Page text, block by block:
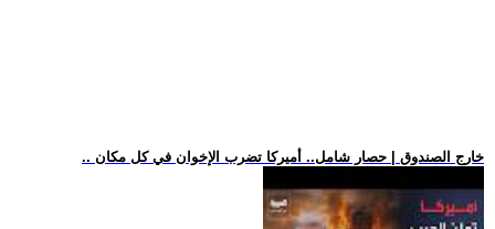
.. خارج الصندوق | حصار شامل.. أميركا تضرب الإخوان في كل مكان